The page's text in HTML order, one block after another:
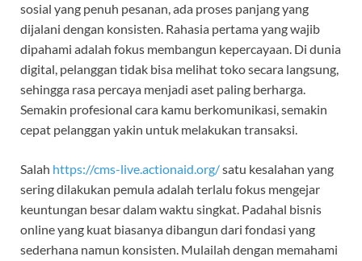
sosial yang penuh pesanan, ada proses panjang yang
dijalani dengan konsisten. Rahasia pertama yang wajib
dipahami adalah fokus membangun kepercayaan. Di dunia
digital, pelanggan tidak bisa melihat toko secara langsung,
sehingga rasa percaya menjadi aset paling berharga.
Semakin profesional cara kamu berkomunikasi, semakin
cepat pelanggan yakin untuk melakukan transaksi.
Salah https://cms-live.actionaid.org/satu kesalahan yang
sering dilakukan pemula adalah terlalu fokus mengejar
keuntungan besar dalam waktu singkat. Padahal bisnis
online yang kuat biasanya dibangun dari fondasi yang
sederhana namun konsisten. Mulailah dengan memahami